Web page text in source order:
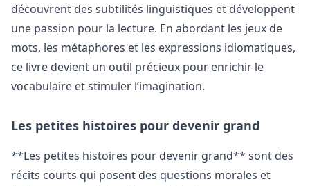
découvrent des subtilités linguistiques et développent
une passion pour la lecture. En abordant les jeux de
mots, les métaphores et les expressions idiomatiques,
ce livre devient un outil précieux pour enrichir le
vocabulaire et stimuler l’imagination.
Les petites histoires pour devenir grand
**Les petites histoires pour devenir grand** sont des
récits courts qui posent des questions morales et